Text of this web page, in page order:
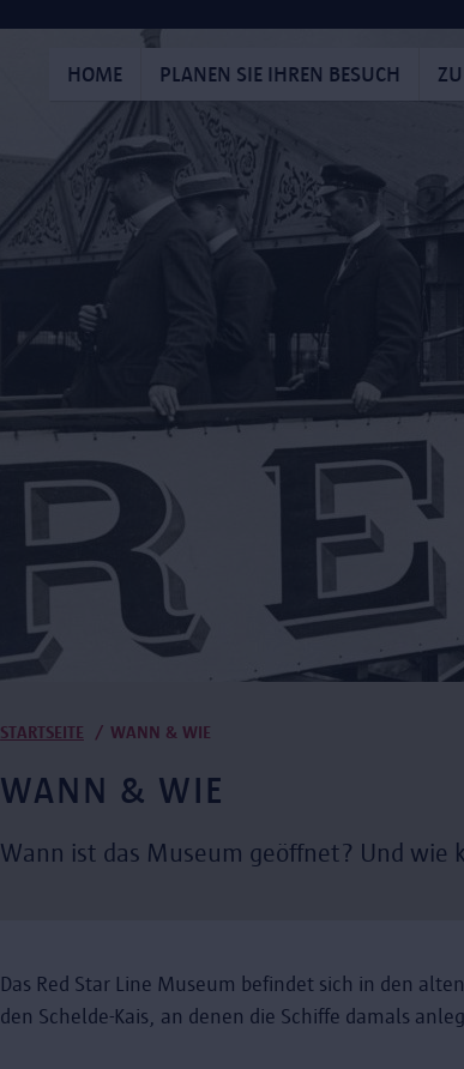
HOME PLANEN SIE IHREN BESUCH
Pfadnavigation
STARTSEITE WANN & WIE
WANN & WIE
Wann ist das Museum geöffnet? Und wie
Das Red Star Line Museum befindet sich in den
den Schelde-Kais, an denen die Schiffe damals